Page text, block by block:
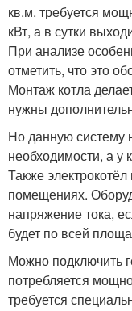
кв.м. требуется
кВт, а в сутки
При анализе
отметить, что это
Монтаж котла
нужны
Но данную систему
необходимости, а у
Также
помещениях.
напряжение тока,
будет по всей
Можно подключить
потребляется
требуется